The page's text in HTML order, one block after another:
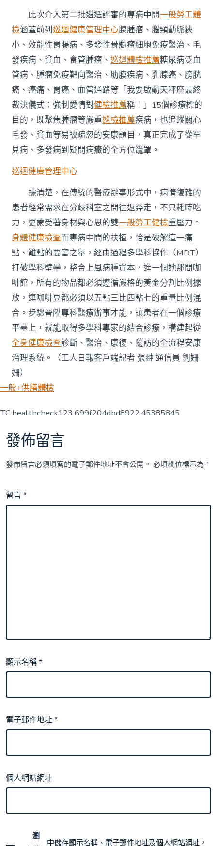
此次介入第二批遴選評審的專病中間一般勞工體
檢涵蓋前列巡迴健康管理中心腺腫瘤、腦頸動脈狹
小、效能性胃腸病、多發性骨髓瘤細胞免疫醫治、毛
發疾病、貧血、食管腫瘤、巡迴體檢推薦糖尿病泛血
管病、腫瘤免疫靶向醫治、肋膜疾病、乳腺癌、膀胱
癌、癌痛、胃癌、血管通路等「我要啟動天秤座最終
裁決儀式：強制愛情對健檢推薦稱！」15個診療標的
目的，既聚焦腫瘤等嚴重巡檢推薦疾病，也追蹤關心
毛發、貧血等易被疏忽的安康題目，真正完成了從罕
見病、多發病到疑問病癥的全方位籠罩。
巡迴健康管理中心
據清楚，在傳統的醫療辦事形式中，病情復雜的
患者經常需求在分歧科室之間往返奔走，不只耗時吃
力，更蒙受著身材與心思的雙一般勞工健檢重壓力。
身體健康檢查而專病中間的扶植，恰是破解這一痛
點、難點的要害之舉，經由過程多學科協作（MDT）
打破學科壁壘，整合上風病種資本，進一個她那間咖
啡館，所有的物品都必須遵循嚴格的黃金分割比例擺
放，連咖啡豆都必須以五點三比四點七的重量比例混
合。步驟晉陞專科醫療辦事才能，讓患者在一個診療
平臺上，就能取得多學科專家的結合診療，構建起從
全身健康檢查診斷、醫治、康復、隨訪的全流程安康
治理系統。（工人日報客戶端記者 張翀 通信員 劉姍
姍）
一般+供膳體檢
TC:healthcheck123 699f204dbd8922.45385845
發佈留言
發佈留言必須填寫的電子郵件地址不會公開。 必填欄位標示為*
留言*
顯示名稱*
電子郵件地址*
個人網站網址
瀏
中儲存顯示名稱、電子郵件地址及個人網站網址，